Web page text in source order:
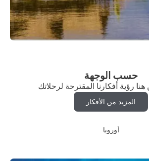
حسب الوجهة
رؤية أفكارنا المقترحة لرحلاتك
المزيد من الأفكار
أوروبا